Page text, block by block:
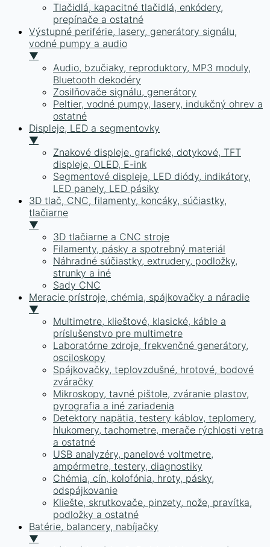
Tlačidlá, kapacitné tlačidlá, enkódery,
prepínače a ostatné
Výstupné periférie, lasery, generátory signálu,
vodné pumpy a audio
▼
Audio, bzučiaky, reproduktory, MP3 moduly,
Bluetooth dekodéry
Zosilňovače signálu, generátory
Peltier, vodné pumpy, lasery, indukčný ohrev a
ostatné
Displeje, LED a segmentovky
▼
Znakové displeje, grafické, dotykové, TFT
displeje, OLED, E-ink
Segmentové displeje, LED diódy, indikátory,
LED panely, LED pásiky
3D tlač, CNC, filamenty, koncáky, súčiastky,
tlačiarne
▼
3D tlačiarne a CNC stroje
Filamenty, pásky a spotrebný materiál
Náhradné súčiastky, extrudery, podložky,
strunky a iné
Sady CNC
Meracie prístroje, chémia, spájkovačky a náradie
▼
Multimetre, klieštové, klasické, káble a
príslušenstvo pre multimetre
Laboratórne zdroje, frekvenčné generátory,
osciloskopy
Spájkovačky, teplovzdušné, hrotové, bodové
zváračky
Mikroskopy, tavné pištole, zváranie plastov,
pyrografia a iné zariadenia
Detektory napätia, testery káblov, teplomery,
hlukomery, tachometre, merače rýchlosti vetra
a ostatné
USB analyzéry, panelové voltmetre,
ampérmetre, testery, diagnostiky
Chémia, cín, kolofónia, hroty, pásky,
odspájkovanie
Kliešte, skrutkovače, pinzety, nože, pravítka,
podložky a ostatné
Batérie, balancery, nabíjačky
▼